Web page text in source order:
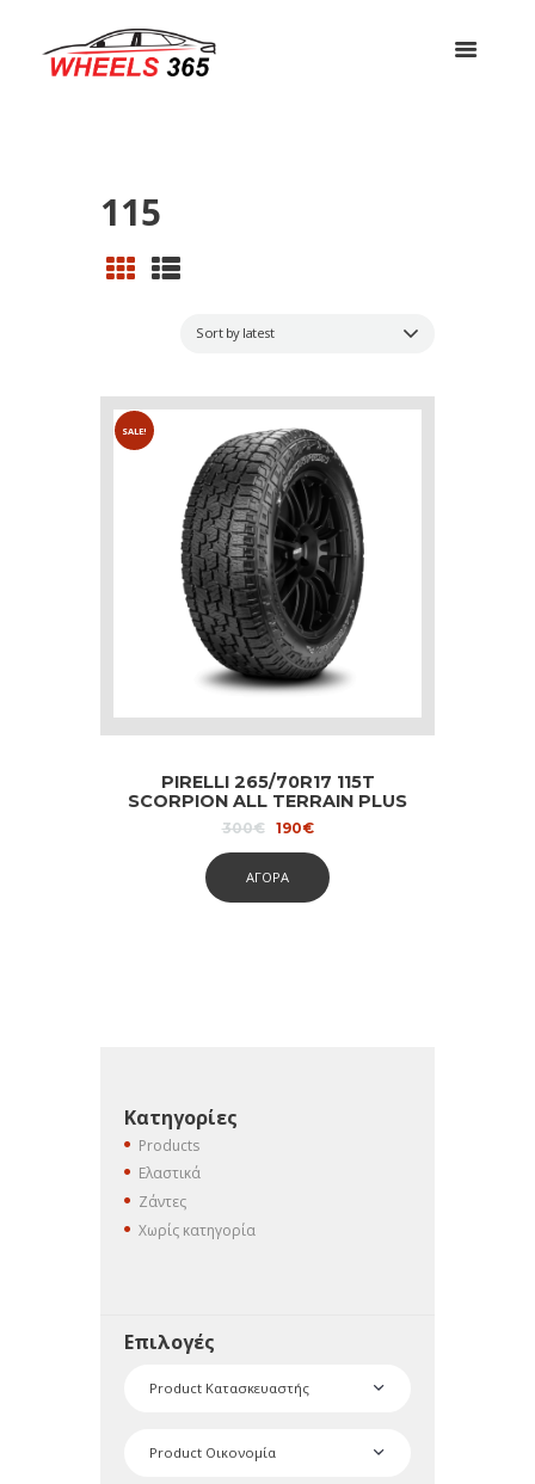
115
SALE!
PIRELLI 265/70R17 115T
SCORPION ALL TERRAIN PLUS
300€
Original
300€.
190€Current
is:
190€.
ΑΓΟΡΑ
Κατηγορίες
Products
Ελαστικά
Ζάντες
Χωρίς κατηγορία
Επιλογές